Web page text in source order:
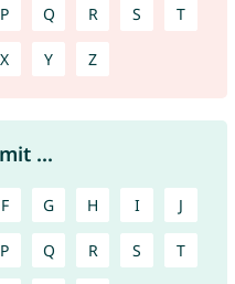
P Q R S T
X Y Z
...
F G H I J
P Q R S T